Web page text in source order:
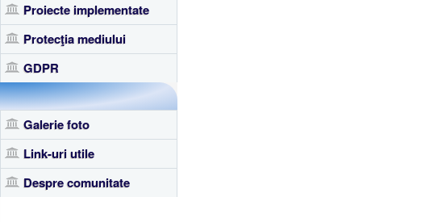
Proiecte implementate
Protecţia mediului
GDPR
Galerie foto
Link-uri utile
Despre comunitate